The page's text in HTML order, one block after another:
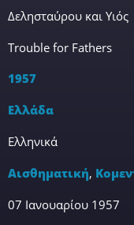
Δελησταύρου και Υιός
Trouble for Fathers
1957
Ελλάδα
Ελληνικά
Αισθηματική,
07 Ιανουαρίου 1957